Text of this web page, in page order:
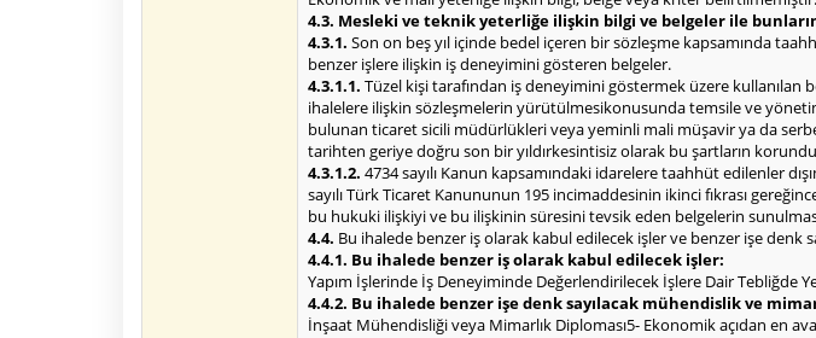
4.3. Mesleki ve teknik yeterliğe ilişkin bilgi ve belgeler ile
4.3.1. Son on beş yıl içinde bedel içeren bir sözleşme kapsamında
benzer işlere ilişkin iş deneyimini gösteren belgeler.
4.3.1.1. Tüzel kişi tarafından iş deneyimini göstermek üzere kullanılan
ihalelere ilişkin sözleşmelerin yürütülmesikonusunda temsile ve
bulunan ticaret sicili müdürlükleri veya yeminli mali müşavir ya da
tarihten geriye doğru son bir yıldırkesintisiz olarak bu şartların
4.3.1.2. 4734 sayılı Kanun kapsamındaki idarelere taahhüt edilenler
sayılı Türk Ticaret Kanununun 195 incimaddesinin ikinci fıkrası
bu hukuki ilişkiyi ve bu ilişkinin süresini tevsik eden belgelerin
4.4. Bu ihalede benzer iş olarak kabul edilecek işler ve benzer işe denk
4.4.1. Bu ihalede benzer iş olarak kabul edilecek işler:
Yapım İşlerinde İş Deneyiminde Değerlendirilecek İşlere Dair Tebliğde
4.4.2. Bu ihalede benzer işe denk sayılacak mühendislik ve
İnşaat Mühendisliği veya Mimarlık Diploması5- Ekonomik açıdan en